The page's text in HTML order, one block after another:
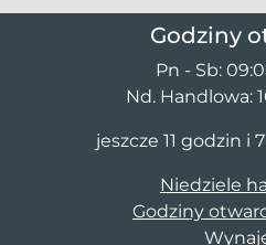
Godziny
Pn - Sb:
Nd. Handlowa:
jeszcze 11 godzin
Niedziele
Godziny